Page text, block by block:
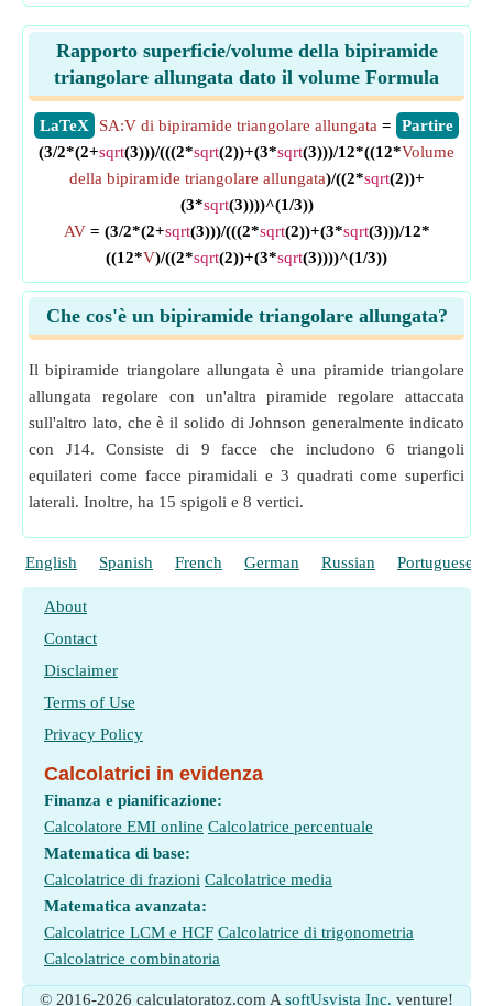
Rapporto superficie/volume della bipiramide
triangolare allungata dato il volume Formula
​LaTeX ​Partire
SA:V di bipiramide triangolare allungata =
(3/2*(2+sqrt(3)))/(((2*sqrt(2))+(3*sqrt(3)))/12*((12*Volume
della bipiramide triangolare allungata)/((2*sqrt(2))+
(3*sqrt(3))))^(1/3))
AV= (3/2*(2+sqrt(3)))/(((2*sqrt(2))+(3*sqrt(3)))/12*
((12*V)/((2*sqrt(2))+(3*sqrt(3))))^(1/3))
Che cos'è un bipiramide triangolare allungata?
Il bipiramide triangolare allungata è una piramide triangolare
allungata regolare con un'altra piramide regolare attaccata
sull'altro lato, che è il solido di Johnson generalmente indicato
con J14. Consiste di 9 facce che includono 6 triangoli
equilateri come facce piramidali e 3 quadrati come superfici
laterali. Inoltre, ha 15 spigoli e 8 vertici.
English Spanish French German Russian Portuguese
About
Contact
Disclaimer
Terms of Use
Privacy Policy
Calcolatrici in evidenza
Finanza e pianificazione:
Calcolatore EMI online Calcolatrice percentuale
Matematica di base:
Calcolatrice di frazioni Calcolatrice media
Matematica avanzata:
Calcolatrice LCM e HCF Calcolatrice di trigonometria
Calcolatrice combinatoria
© 2016-2026 calculatoratoz.com A softUsvista Inc. venture!